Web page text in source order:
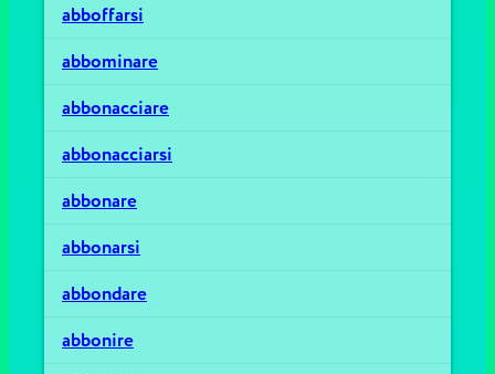
abboffarsi
abbominare
abbonacciare
abbonacciarsi
abbonare
abbonarsi
abbondare
abbonire